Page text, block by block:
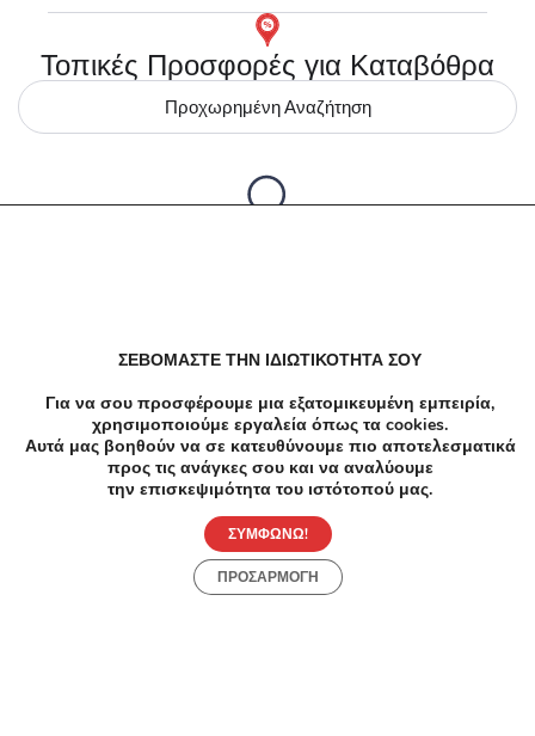
Τοπικές Προσφορές για Καταβόθρα
Προχωρημένη Αναζήτηση
Κατηγορίες Περιοχές
ΣΕΒΟΜΑΣΤΕ ΤΗΝ ΙΔΙΩΤΙΚΟΤΗΤΑ ΣΟΥ
Για να σου προσφέρουμε μια εξατομικευμένη εμπειρία,
χρησιμοποιούμε εργαλεία όπως τα cookies.
Αυτά μας βοηθούν να σε κατευθύνουμε πιο αποτελεσματικά
προς τις ανάγκες σου και να αναλύουμε
την επισκεψιμότητα του ιστότοπού μας.
ΣΥΜΦΩΝΩ!
ΠΡΟΣΑΡΜΟΓΗ